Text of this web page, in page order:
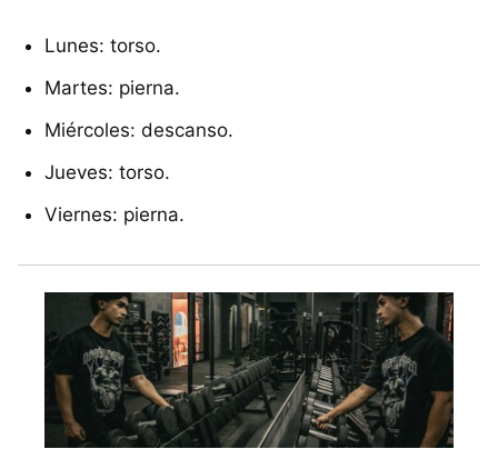
Lunes: torso.
Martes: pierna.
Miércoles: descanso.
Jueves: torso.
Viernes: pierna.